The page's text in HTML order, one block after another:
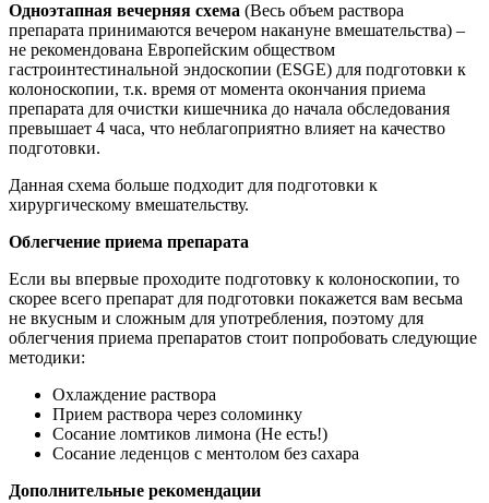
Одноэтапная вечерняя схема (Весь объем раствора
препарата принимаются вечером накануне вмешательства) –
не рекомендована Европейским обществом
гастроинтестинальной эндоскопии (ESGE) для подготовки к
колоноскопии, т.к. время от момента окончания приема
препарата для очистки кишечника до начала обследования
превышает 4 часа, что неблагоприятно влияет на качество
подготовки.
Данная схема больше подходит для подготовки к
хирургическому вмешательству.
Облегчение приема препарата
Если вы впервые проходите подготовку к колоноскопии, то
скорее всего препарат для подготовки покажется вам весьма
не вкусным и сложным для употребления, поэтому для
облегчения приема препаратов стоит попробовать следующие
методики:
Охлаждение раствора
Прием раствора через соломинку
Сосание ломтиков лимона (Не есть!)
Сосание леденцов с ментолом без сахара
Дополнительные рекомендации